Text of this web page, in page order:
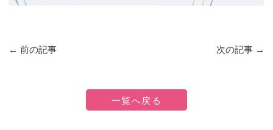
← 前の記事 次の記事 →
一覧へ戻る